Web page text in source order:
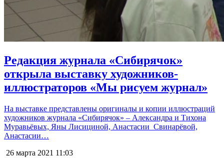
Редакция журнала «Сибирячок»
открыла выставку художников-
иллюстраторов «Мы рисуем журнал»
На выставке представлены оригиналы и копии иллюстраций
художников журнала «Сибирячок» – Александра и Тихона
Муравьёвых, Яны Лисициной, Анастасии Свинарёвой,
Анастасии…
26 марта 2021 11:03